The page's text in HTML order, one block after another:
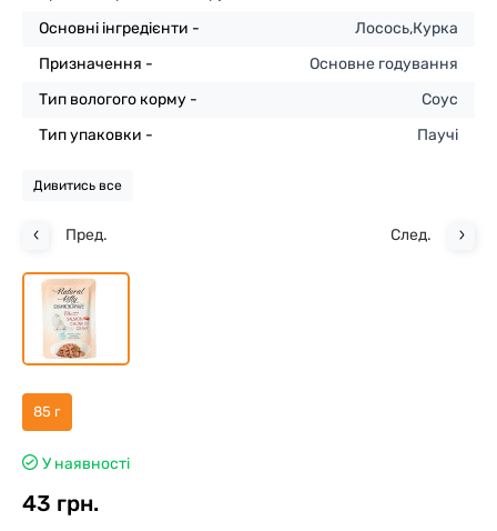
Основні інгредієнти -
Лосось,Курка
Призначення -
Основне годування
Тип вологого корму -
Соус
Тип упаковки -
Паучі
Дивитись все
Пред. След.
85 г
У наявності
43 грн.